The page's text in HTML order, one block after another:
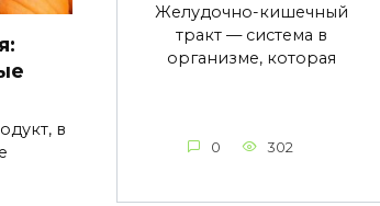
в
Желудочно-кишечный
тракт — система в
организме, которая
0 302